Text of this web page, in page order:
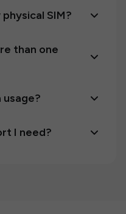
SIM?
than one
I need?